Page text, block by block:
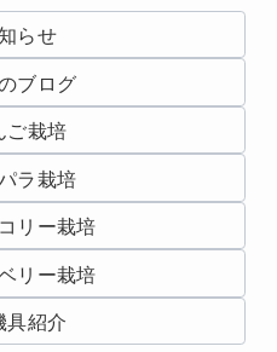
らせ
ブログ
ご栽培
ラ栽培
リー栽培
リー栽培
具紹介